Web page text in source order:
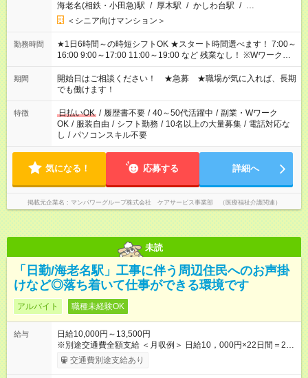
海老名(相鉄・小田急)駅 / 厚木駅 / かしわ台駅 / …
＜シニア向けマンション＞
勤務時間
★1日6時間～の時短シフトOK ★スタート時間選べます！ 7:00～
16:00 9:00～17:00 11:00～19:00 など 残業なし！ ※Wワークの
場合、他のお仕事と合わせ週40時間超の就業はご案内できませ
ん ※法令に基づき、週20時間以上勤務は社会保険への加入対象
となります ※労働者派遣法（日雇い派遣の原則禁止）により、
短時間・短期間の就業はご案内が難しい場合があります
期間
開始日はご相談ください！ ★急募 ★職場が気に入れば、長期
でも働けます！
特徴 日払いOK / 履歴書不要 / 40～50代活躍中 / 副業・Wワーク
OK / 服装自由 / シフト勤務 / 10名以上の大量募集 / 電話対応な
し / パソコンスキル不要
気になる！ 応募する 詳細へ
掲載元企業名 マンパワーグループ株式会社 ケアサービス事業部 （医療福祉介護関連）
未読
「日勤/海老名駅」工事に伴う周辺住民へのお声掛
けなど◎落ち着いて仕事ができる環境です
アルバイト 職種未経験OK
給与
日給10,000円～13,500円
※別途交通費全額支給 ＜月収例＞ 日給10，000円×22日間＝22
万円 ◆スタートダッシュに 入社祝金最大200，000円を支給！
研修手当(法定研修20時間)：24，500円支給！ ◆昇給あり 資格
交通費別途支給あり